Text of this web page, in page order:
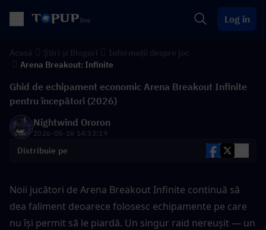
Log in
Arena Breakout: Infinite
Ghid de echipament economic Arena Breakout Infinite
pentru începători (2026)
Nightwind Ororon
2026-05-26 14:33:19
Distribuie pe
Noii jucători de Arena Breakout Infinite continuă să
dea faliment deoarece folosesc echipamente pe care
nu își permit să le piardă. Un singur raid nereușit — un